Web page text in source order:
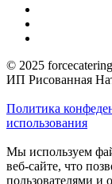
© 2025
ИП Рисованная
Политика
использования
Мы используем
веб-сайте, что
пользователями и